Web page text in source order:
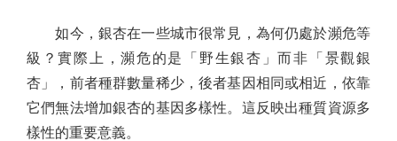
如今，銀杏在一些城市很常見，為何仍處於瀕危等
級？實際上，瀕危的是「野生銀杏」而非「景觀銀
杏」，前者種群數量稀少，後者基因相同或相近，依靠
它們無法增加銀杏的基因多樣性。這反映出種質資源多
樣性的重要意義。